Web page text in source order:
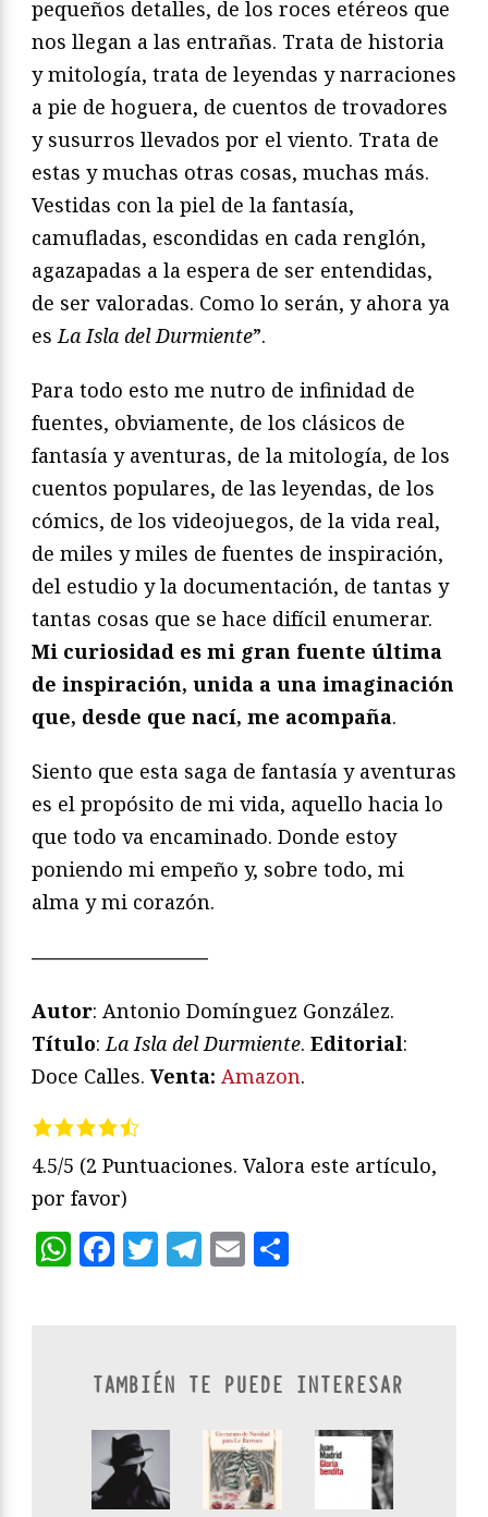
pequeños detalles, de los roces etéreos que
nos llegan a las entrañas. Trata de historia
y mitología, trata de leyendas y narraciones
a pie de hoguera, de cuentos de trovadores
y susurros llevados por el viento. Trata de
estas y muchas otras cosas, muchas más.
Vestidas con la piel de la fantasía,
camufladas, escondidas en cada renglón,
agazapadas a la espera de ser entendidas,
de ser valoradas. Como lo serán, y ahora ya
esLa Isla del Durmiente”.
Para todo esto me nutro de infinidad de
fuentes, obviamente, de los clásicos de
fantasía y aventuras, de la mitología, de los
cuentos populares, de las leyendas, de los
cómics, de los videojuegos, de la vida real,
de miles y miles de fuentes de inspiración,
del estudio y la documentación, de tantas y
tantas cosas que se hace difícil enumerar.
Mi curiosidad es mi gran fuente última
de inspiración, unida a una imaginación
que, desde que nací, me acompaña.
Siento que esta saga de fantasía y aventuras
es el propósito de mi vida, aquello hacia lo
que todo va encaminado. Donde estoy
poniendo mi empeño y, sobre todo, mi
alma y mi corazón.
—————————
Autor: Antonio Domínguez González.
Título:La Isla del Durmiente. Editorial:
Doce Calles. Venta: Amazon.
4.5/5 (2 Puntuaciones. Valora este artículo,
por favor)
WhatsApp
Facebook
Twitter
Telegram
Email
TAMBIÉN TE PUEDE INTERESAR